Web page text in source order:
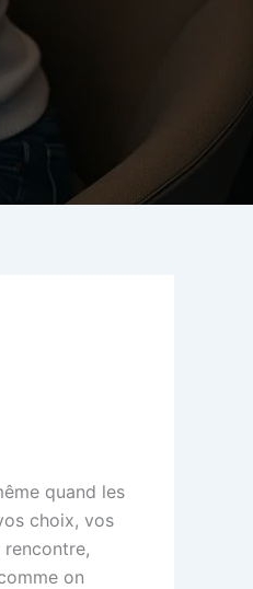
quand les
choix, vos
on